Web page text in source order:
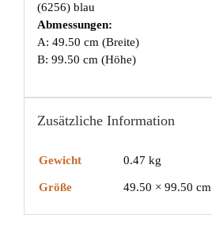
(6256) blau
Abmessungen:
A: 49.50 cm (Breite)
B: 99.50 cm (Höhe)
Zusätzliche Information
Gewicht 0.47 kg
Größe 49.50 × 99.50 cm